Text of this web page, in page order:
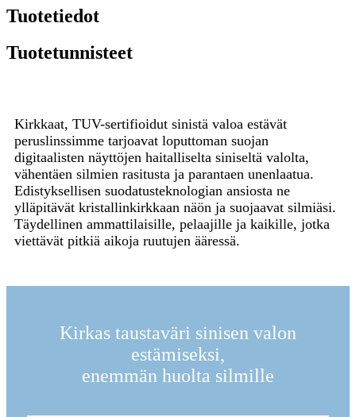
Tuotetiedot
Tuotetunnisteet
Kirkkaat, TUV-sertifioidut sinistä valoa estävät
peruslinssimme tarjoavat loputtoman suojan
digitaalisten näyttöjen haitalliselta siniseltä valolta,
vähentäen silmien rasitusta ja parantaen unenlaatua.
Edistyksellisen suodatusteknologian ansiosta ne
ylläpitävät kristallinkirkkaan näön ja suojaavat silmiäsi.
Täydellinen ammattilaisille, pelaajille ja kaikille, jotka
viettävät pitkiä aikoja ruutujen ääressä.
Kirkas taustaväri sinisen valon
estämiseksi,
enemmän huolta silmille